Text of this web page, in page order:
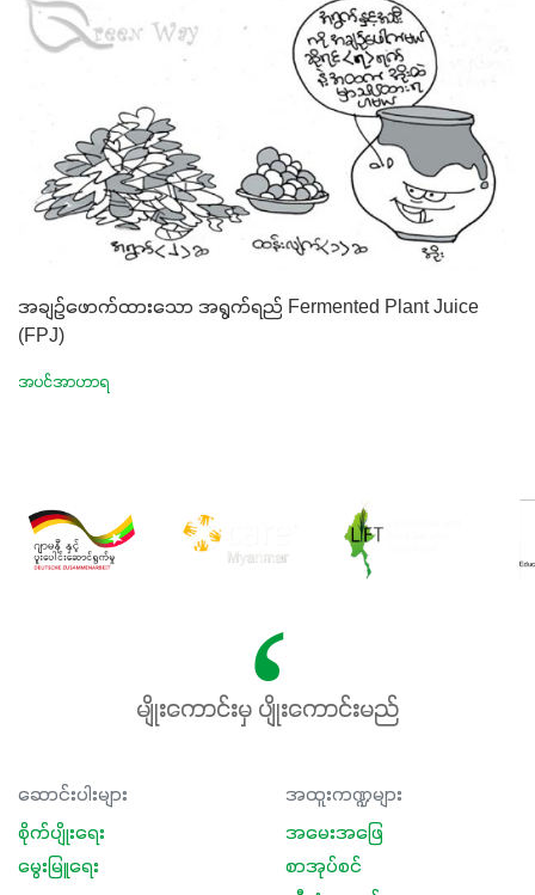
အချဉ်ဖောက်ထားသော အရွက်ရည် Fermented Plant Juice
(FPJ)
အပင်အာဟာရ
မျိုးကောင်းမှ ပျိုးကောင်းမည်
ဆောင်းပါးများ
စိုက်ပျိုးရေး
မွေးမြူရေး
အထူးကဏ္ဍများ
အမေးအဖြေ
စာအုပ်စင်